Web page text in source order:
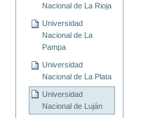
Nacional de La Rioja
Universidad
Nacional de La
Pampa
Universidad
Nacional de La Plata
Universidad
Nacional de Luján